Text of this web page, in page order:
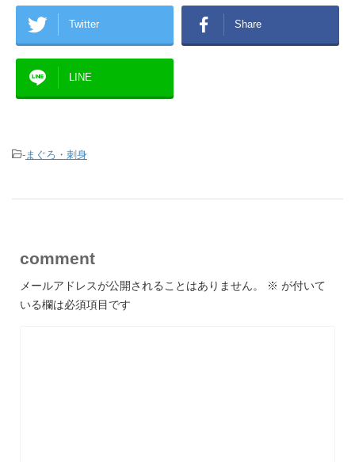
Twitter Share
LINE
-まぐろ・刺身
comment
メールアドレスが公開されることはありません。 ※ が付いて
いる欄は必須項目です